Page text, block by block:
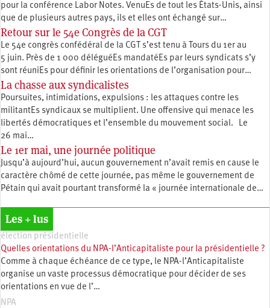
pour la conférence Labor Notes. VenuEs de tout les États-Unis, ainsi
que de plusieurs autres pays, ils et elles ont échangé sur…
Retour sur le 54e Congrès de la CGT
Le 54e congrès confédéral de la CGT s’est tenu à Tours du 1er au
5 juin. Près de 1 000 déléguéEs mandatéEs par leurs syndicats s’y
sont réuniEs pour définir les orientations de l’organisation pour…
La chasse aux syndicalistes
Poursuites, intimidations, expulsions : les attaques contre les
militantEs syndicaux se multiplient. Une offensive qui menace les
libertés démocratiques et l’ensemble du mouvement social. Le
26 mai…
Le 1er mai, une journée politique
Jusqu’à aujourd’hui, aucun gouvernement n’avait remis en cause le
caractère chômé de cette journée, pas même le gouvernement de
Pétain qui avait pourtant transformé la « journée internationale de…
Les + lus
élection présidentielle
Quelles orientations du NPA-l’Anticapitaliste pour la présidentielle ?
Comme à chaque échéance de ce type, le NPA-l’Anticapitaliste
organise un vaste processus démocratique pour décider de ses
orientations en vue de l’…
NPA